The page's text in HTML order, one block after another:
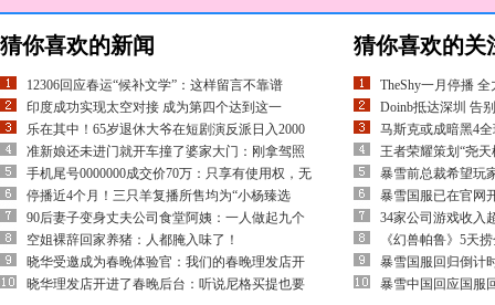
猜你喜欢的新闻
12306回应春运“候补文学”：这样留言不靠谱
印度成功实现太空对接 成为第四个达到这一
乐在其中！65岁退休大爷在短剧演反派日入2000
准新娘还未进门就开车撞了婆家大门：刚拿驾照
手机尾号0000000成交价70万：只享有使用权，无
停播近4个月！三只羊复播所售均为“小杨臻选
90后妻子变身丈夫公司食堂阿姨：一人做起九个
空姐裸辞回家养猪：人都腌入味了！
晓华受邀成为春晚体验官：我们的春晚理发店开
晓华理发店开进了春晚后台：听说尼格买提也要
猜你喜欢的关
TheShy一月停播
Doinb抵达深圳 告
马斯克或成暗黑4
王者荣耀策划“尧
暴雪前总裁希望玩
暴雪国服已在官网
34家公司游戏收入
《幻兽帕鲁》5天
暴雪国服回归倒计
暴雪中国回应国服